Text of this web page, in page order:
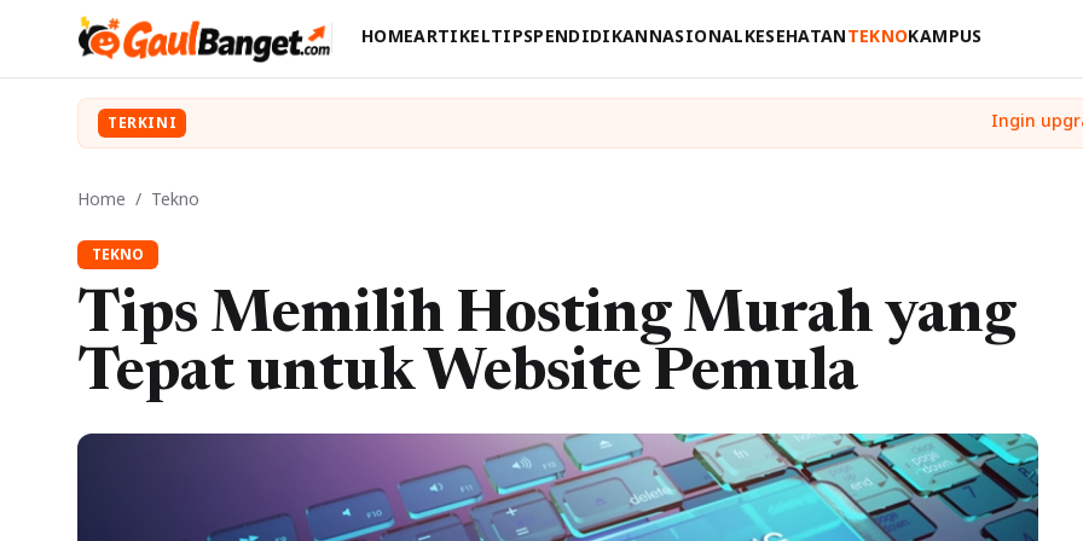
HOMEARTIKELTIPSPENDIDIKANNASIONALKESEHATANTEKNOKAMPUS
TERKINI
Home / Tekno
TEKNO
Tips Memilih Hosting Murah yang
Tepat untuk Website Pemula